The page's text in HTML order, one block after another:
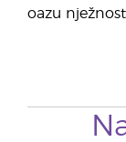
oazu